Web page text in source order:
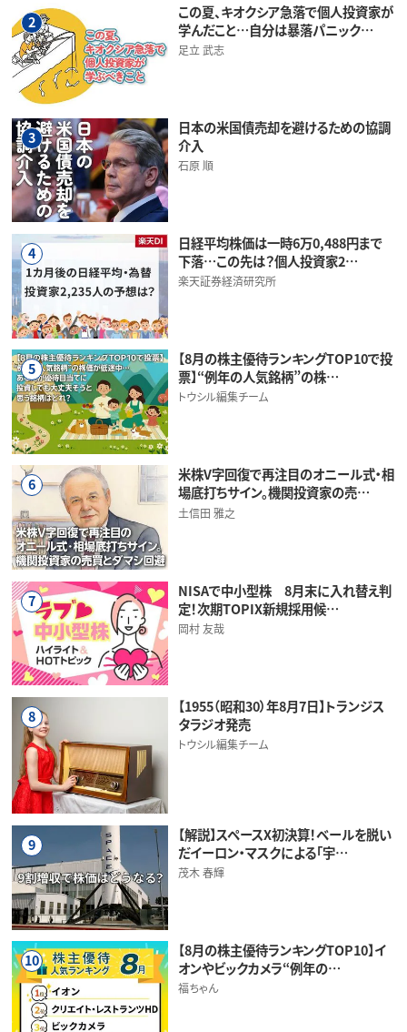
2
この夏、キオクシア急落で個人投資家が
学んだこと…自分は暴落パニック…
足立 武志
3
日本の米国債売却を避けるための協調
介入
石原 順
4
日経平均株価は一時6万0,488円まで
下落…この先は？個人投資家2…
楽天証券経済研究所
5
【8月の株主優待ランキングTOP10で投
票】“例年の人気銘柄”の株…
トウシル編集チーム
6
米株V字回復で再注目のオニール式・相
場底打ちサイン。機関投資家の売…
土信田 雅之
7
NISAで中小型株 8月末に入れ替え判
定！次期TOPIX新規採用候…
岡村 友哉
8
【1955（昭和30）年8月7日】トランジス
タラジオ発売
トウシル編集チーム
9
【解説】スペースX初決算！ベールを脱い
だイーロン・マスクによる「宇…
茂木 春輝
10
【8月の株主優待ランキングTOP10】イ
オンやビックカメラ“例年の…
福ちゃん